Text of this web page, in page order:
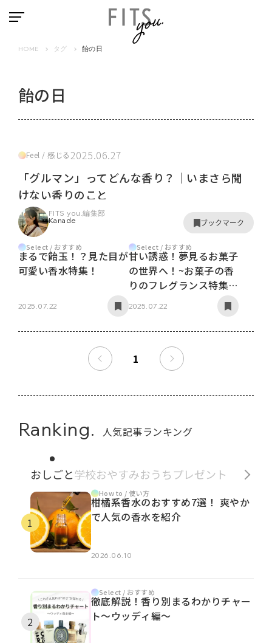
HOME タグ 飴の日
飴の日
Feel / 感じる2025.06.27
「グルマン」ってどんな香り？｜いまさら聞
けない香りのこと
FITS you.編集部
Kanade
ブックマーク
Select / おすすめ
まるで飴玉！？見た目が
可愛い香水特集！
2025.07.22
Select / おすすめ
甘い誘惑！夢見るお菓子
の世界へ！~お菓子の香
りのフレグランス特集４
2025.07.22
1
Ranking. 人気記事ランキング
おしごと学校おやすみおうち プレゼント
How to / 使い方
柑橘系香水のおすすめ7選！ 爽やか
で人気の香水を紹介
2026.06.10
Select / おすすめ
徹底解説！香り別まるわかりチャー
ト～ウッディ編～